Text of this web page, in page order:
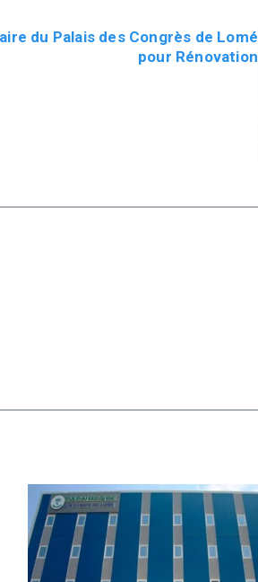
du Palais des Congrès de Lomé
pour Rénovation